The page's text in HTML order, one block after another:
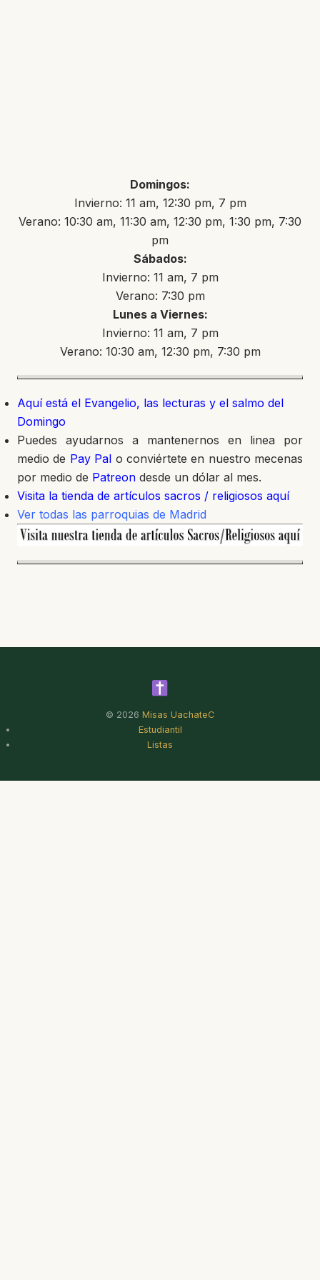
Domingos:
Invierno: 11 am, 12:30 pm, 7 pm
Verano: 10:30 am, 11:30 am, 12:30 pm, 1:30 pm, 7:30
pm
Sábados:
Invierno: 11 am, 7 pm
Verano: 7:30 pm
Lunes a Viernes:
Invierno: 11 am, 7 pm
Verano: 10:30 am, 12:30 pm, 7:30 pm
Aquí está el Evangelio, las lecturas y el salmo del
Domingo
Puedes ayudarnos a mantenernos en linea por
medio de Pay Pal o conviértete en nuestro mecenas
por medio de Patreon desde un dólar al mes.
Visita la tienda de artículos sacros / religiosos aquí
Ver todas las parroquias de Madrid
© 2026 Misas UachateC
Estudiantil
Listas